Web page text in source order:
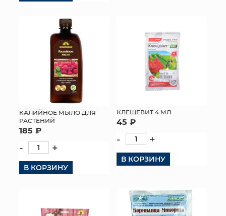
КАЛИЙНОЕ МЫЛО ДЛЯ
РАСТЕНИЙ
185 ₽
- +
В КОРЗИНУ
КЛЕЩЕВИТ 4 МЛ
45 ₽
- +
В КОРЗИНУ